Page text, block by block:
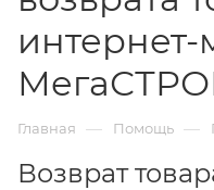
интернет-
Главная — Помощь —
Возврат